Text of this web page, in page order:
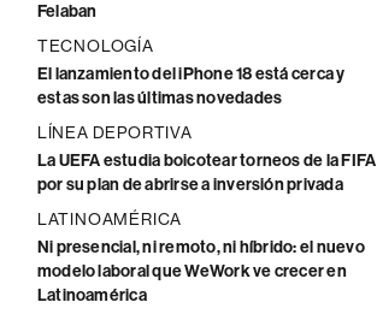
Felaban
TECNOLOGÍA
El lanzamiento del iPhone 18 está cerca y
estas son las últimas novedades
LÍNEA DEPORTIVA
La UEFA estudia boicotear torneos de la FIFA
por su plan de abrirse a inversión privada
LATINOAMÉRICA
Ni presencial, ni remoto, ni híbrido: el nuevo
modelo laboral que WeWork ve crecer en
Latinoamérica